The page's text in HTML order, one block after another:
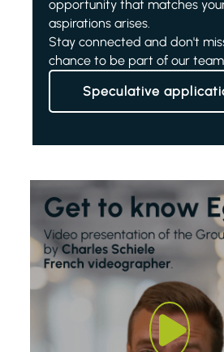
opportunity that matches
aspirations arises.
Stay connected and don't
chance to be part of our
Speculative